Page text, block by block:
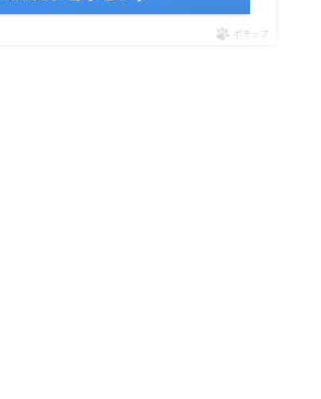
ポチップ